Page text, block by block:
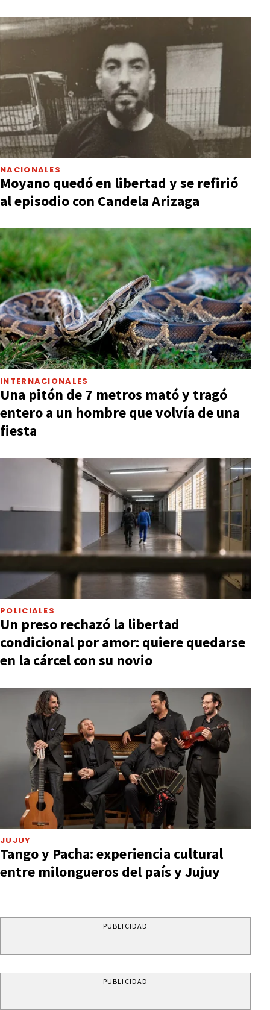
NACIONALES
Moyano quedó en libertad y se refirió
al episodio con Candela Arizaga
INTERNACIONALES
Una pitón de 7 metros mató y tragó
entero a un hombre que volvía de una
fiesta
POLICIALES
Un preso rechazó la libertad
condicional por amor: quiere quedarse
en la cárcel con su novio
JUJUY
Tango y Pacha: experiencia cultural
entre milongueros del país y Jujuy
PUBLICIDAD
PUBLICIDAD